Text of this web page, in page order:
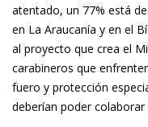
atentado, un 77% está
en La Araucanía y en el
al proyecto que crea el
carabineros que
fuero y protección
deberían poder